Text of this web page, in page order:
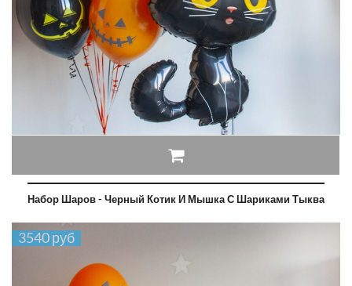
Набор Шаров - Черный Котик И Мышка С Шариками Тыква
3540 руб